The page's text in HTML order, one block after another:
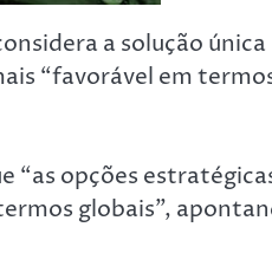
a solução única
“favorável em
“as opções
globais”,